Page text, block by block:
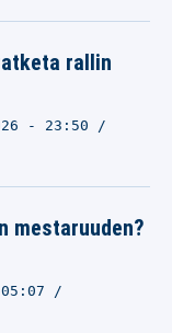
rallin
- 23:50
mestaruuden?